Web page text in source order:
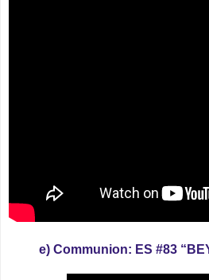
e) Communion: ES #83